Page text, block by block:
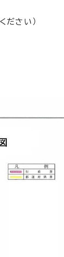
ださい）